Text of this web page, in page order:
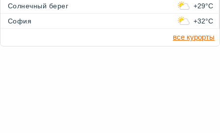
Солнечный берег
+29°C
София
+32°C
все курорты